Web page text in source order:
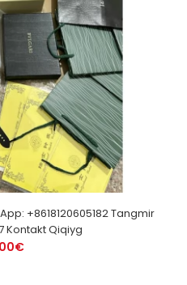
+8618120605182 Tangmir
Kontakt Qiqiyg